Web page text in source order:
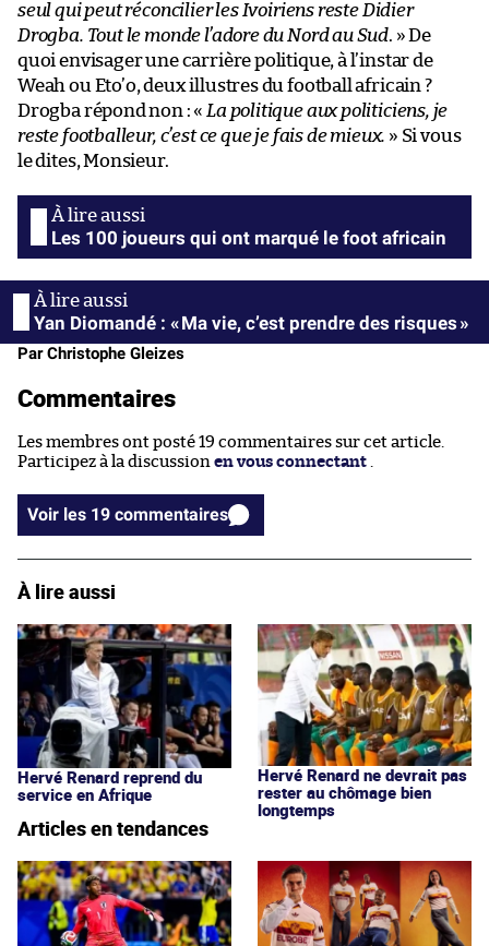
seul qui peut réconcilier les Ivoiriens reste Didier
Drogba. Tout le monde l’adore du Nord au Sud. » De
quoi envisager une carrière politique, à l’instar de
Weah ou Eto’o, deux illustres du football africain ?
Drogba répond non : « La politique aux politiciens, je
reste footballeur, c’est ce que je fais de mieux. » Si vous
le dites, Monsieur.
Les 100 joueurs qui ont marqué le foot africain
Yan Diomandé : « Ma vie, c’est prendre des risques »
Par Christophe Gleizes
Commentaires
Les membres ont posté 19 commentaires sur cet article.
Participez à la discussion en vous connectant .
Voir les 19 commentaires
À lire aussi
Hervé Renard reprend du
service en Afrique
Hervé Renard ne devrait pas
rester au chômage bien
longtemps
Articles en tendances